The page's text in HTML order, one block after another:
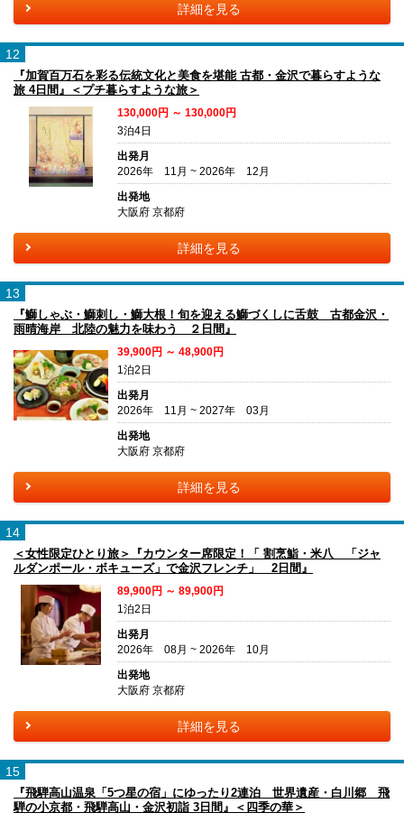
詳細を見る
12
『加賀百万石を彩る伝統文化と美食を堪能 古都・金沢で暮らすような
旅 4日間』＜プチ暮らすような旅＞
130,000円 ～ 130,000円
3泊4日
出発月
2026年 11月 ~ 2026年 12月
出発地
大阪府 京都府
詳細を見る
13
『鰤しゃぶ・鰤刺し・鰤大根！旬を迎える鰤づくしに舌鼓 古都金沢・
雨晴海岸 北陸の魅力を味わう ２日間』
39,900円 ～ 48,900円
1泊2日
出発月
2026年 11月 ~ 2027年 03月
出発地
大阪府 京都府
詳細を見る
14
＜女性限定ひとり旅＞『カウンター席限定！「 割烹鮨・米八 「ジャ
ルダンポール・ボキューズ」で金沢フレンチ」 2日間』
89,900円 ～ 89,900円
1泊2日
出発月
2026年 08月 ~ 2026年 10月
出発地
大阪府 京都府
詳細を見る
15
『飛騨高山温泉「5つ星の宿」にゆったり2連泊 世界遺産・白川郷 飛
騨の小京都・飛騨高山・金沢初詣 3日間』＜四季の華＞